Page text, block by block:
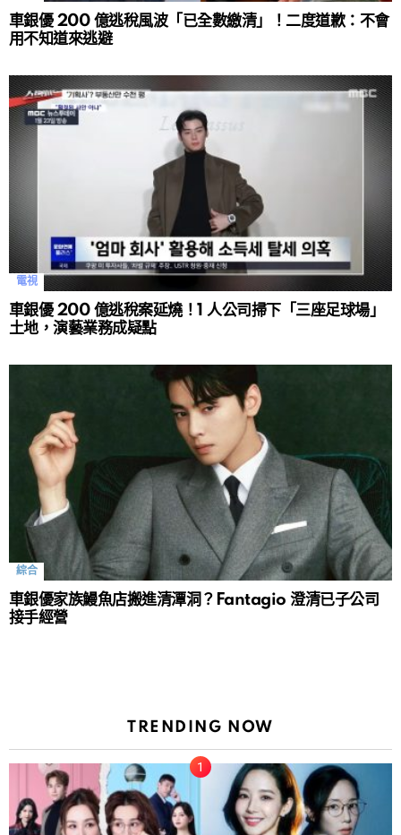
車銀優 200 億逃稅風波「已全數繳清」！二度道歉：不會
用不知道來逃避
電視
車銀優 200 億逃稅案延燒！1 人公司掃下「三座足球場」
土地，演藝業務成疑點
綜合
車銀優家族鰻魚店搬進清潭洞？Fantagio 澄清已子公司
接手經營
TRENDING NOW